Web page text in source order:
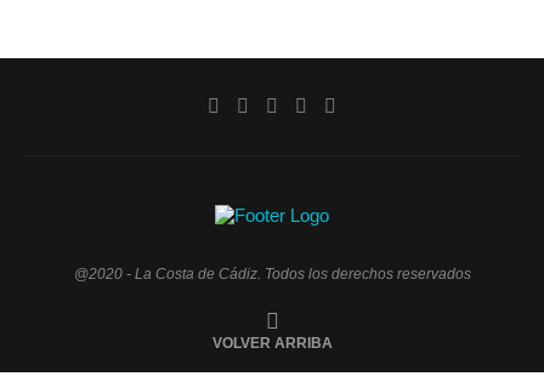
@2020 - La Costa de Cádiz. Todos los derechos reservados
VOLVER ARRIBA